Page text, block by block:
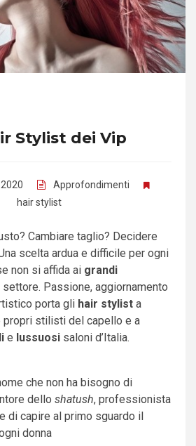
Stylist dei Vip
Approfondimenti
hair stylist
Cambiare taglio? Decidere
scelta ardua e difficile per ogni
non si affida ai grandi
Passione, aggiornamento
porta gli hair stylist a
propri stilisti del capello e a
e lussuosi saloni d’Italia.
che non ha bisogno di
dello shatush, professionista
di capire al primo sguardo il
donna